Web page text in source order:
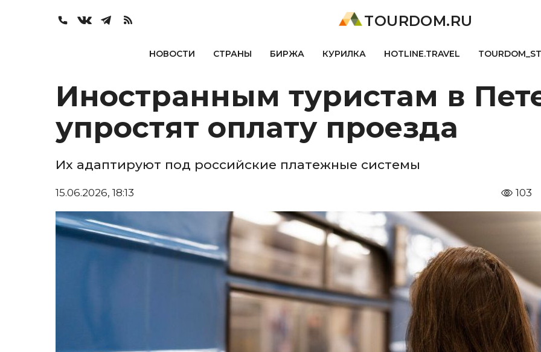
TOURDOM.RU
НОВОСТИ СТРАНЫ БИРЖА КУРИЛКА HOTLINE.TRAVEL
Иностранным туристам в
упростят оплату проезда
Их адаптируют под российские платежные системы
15.06.2026, 18:13 103